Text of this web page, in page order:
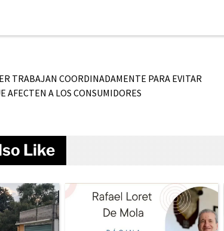
TRABAJAN COORDINADAMENTE PARA EVITAR
AFECTEN A LOS CONSUMIDORES
Like